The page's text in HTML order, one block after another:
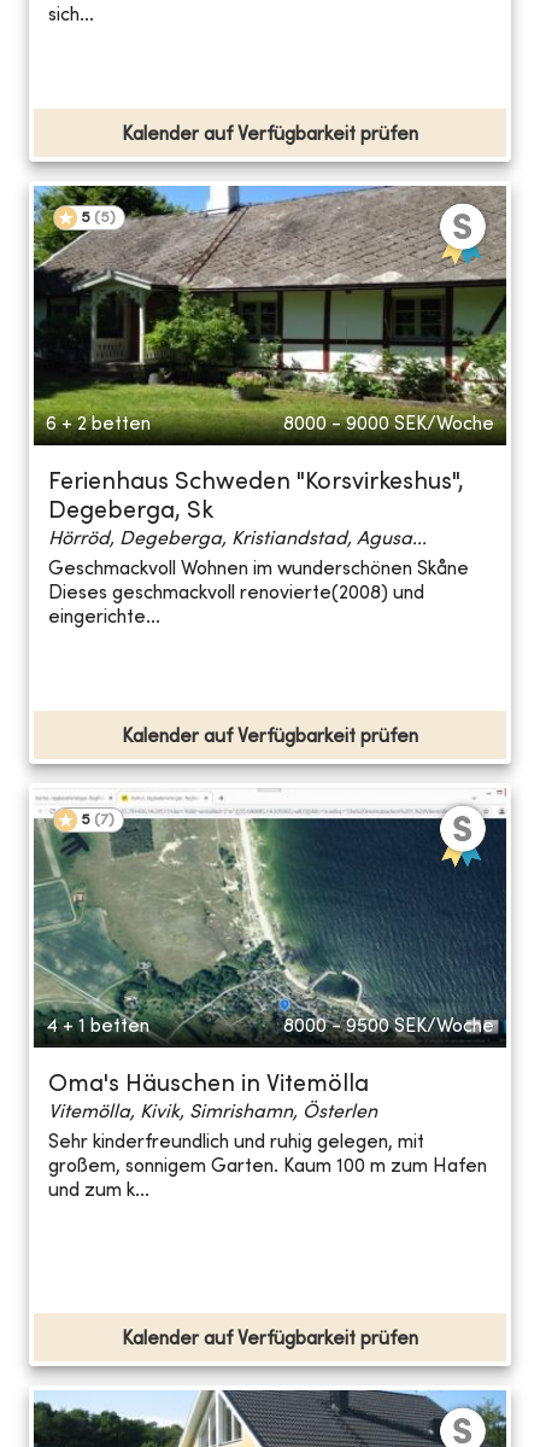
sich...
Kalender auf Verfügbarkeit prüfen
5 (5)
6 + 2 betten 8000 - 9000 SEK/Woche
Ferienhaus Schweden "Korsvirkeshus",
Degeberga, Sk
Hörröd, Degeberga, Kristiandstad, Agusa...
Geschmackvoll Wohnen im wunderschönen Skåne
Dieses geschmackvoll renovierte(2008) und
eingerichte...
Kalender auf Verfügbarkeit prüfen
5 (7)
4 + 1 betten 8000 - 9500 SEK/Woche
Oma's Häuschen in Vitemölla
Vitemölla, Kivik, Simrishamn, Österlen
Sehr kinderfreundlich und ruhig gelegen, mit
großem, sonnigem Garten. Kaum 100 m zum Hafen
und zum k...
Kalender auf Verfügbarkeit prüfen